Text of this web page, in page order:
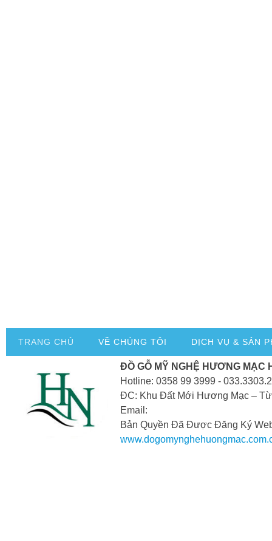
TRANG CHỦ VỀ CHÚNG TÔI DỊCH VỤ & SẢN
ĐỒ GỖ MỸ NGHỆ HƯƠNG MẠC
Hotline: 0358 99 3999 -
ĐC: Khu Đất Mới Hương Mạc –
Email:
Bản Quyền Đã Được Đăng Ký